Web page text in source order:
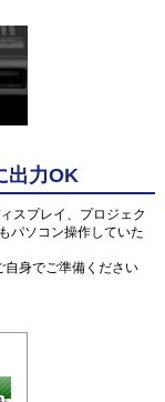
出力OK
スプレイ、プロジェク
パソコン操作していた
身でご準備ください